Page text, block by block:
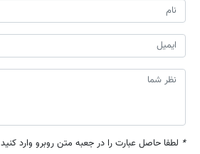
* لطفا حاصل عبارت را در جعبه متن روبرو وارد کنید